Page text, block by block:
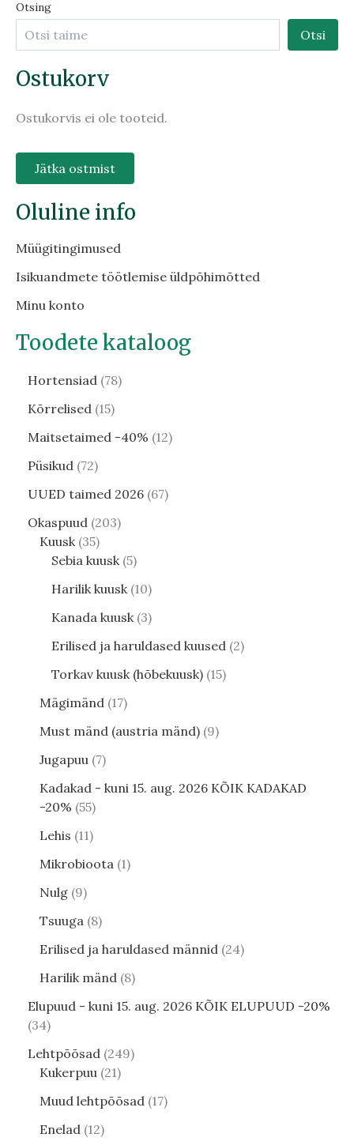
Otsing
Otsi
Ostukorv
Ostukorvis ei ole tooteid.
Jätka ostmist
Oluline info
Müügitingimused
Isikuandmete töötlemise üldpõhimõtted
Minu konto
Toodete kataloog
Hortensiad 78
Kõrrelised 15
Maitsetaimed -40% 12
Püsikud 72
UUED taimed 2026 67
Okaspuud 203
Kuusk 35
Sebia kuusk 5
Harilik kuusk 10
Kanada kuusk 3
Erilised ja haruldased kuused 2
Torkav kuusk (hõbekuusk) 15
Mägimänd 17
Must mänd (austria mänd) 9
Jugapuu 7
Kadakad - kuni 15. aug. 2026 KÕIK KADAKAD
-20% 55
Lehis 11
Mikrobioota 1
Nulg 9
Tsuuga 8
Erilised ja haruldased männid 24
Harilik mänd 8
Elupuud - kuni 15. aug. 2026 KÕIK ELUPUUD -20%
34
Lehtpõõsad 249
Kukerpuu 21
Muud lehtpõõsad 17
Enelad 12